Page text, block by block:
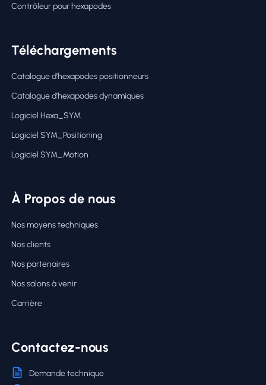
Contrôleur pour hexapodes
Téléchargements
Catalogue d’hexapodes positionneurs
Catalogue d’hexapodes dynamiques
Logiciel Hexa_SYM
Logiciel SYM_Positioning
Logiciel SYM_Motion
À Propos de nous
Nos moyens techniques
Nos clients
Nos partenaires
Nos salons à venir
Carrière
Contactez-nous
Demande technique